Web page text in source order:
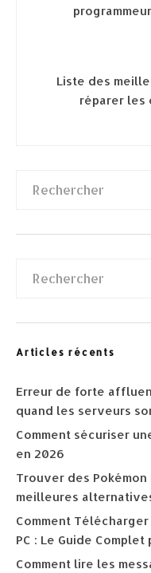
Liste des
réparer les
Articles récents
Erreur de forte
quand les serveurs
Comment sécuriser
en 2026
Trouver des Pokémon
meilleures
Comment
PC : Le Guide
Comment lire les